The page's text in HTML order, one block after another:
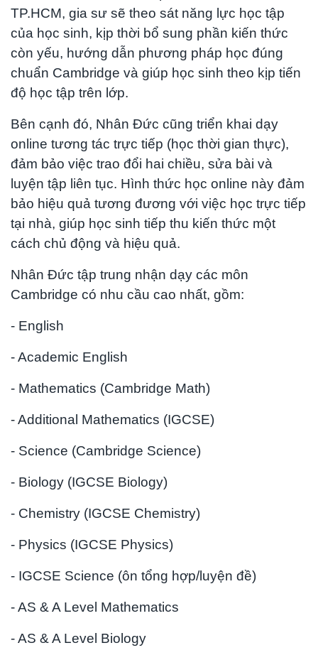
TP.HCM, gia sư sẽ theo sát năng lực học tập
của học sinh, kịp thời bổ sung phần kiến thức
còn yếu, hướng dẫn phương pháp học đúng
chuẩn Cambridge và giúp học sinh theo kịp tiến
độ học tập trên lớp.
Bên cạnh đó, Nhân Đức cũng triển khai dạy
online tương tác trực tiếp (học thời gian thực),
đảm bảo việc trao đổi hai chiều, sửa bài và
luyện tập liên tục. Hình thức học online này đảm
bảo hiệu quả tương đương với việc học trực tiếp
tại nhà, giúp học sinh tiếp thu kiến thức một
cách chủ động và hiệu quả.
Nhân Đức tập trung nhận dạy các môn
Cambridge có nhu cầu cao nhất, gồm:
- English
- Academic English
- Mathematics (Cambridge Math)
- Additional Mathematics (IGCSE)
- Science (Cambridge Science)
- Biology (IGCSE Biology)
- Chemistry (IGCSE Chemistry)
- Physics (IGCSE Physics)
- IGCSE Science (ôn tổng hợp/luyện đề)
- AS & A Level Mathematics
- AS & A Level Biology